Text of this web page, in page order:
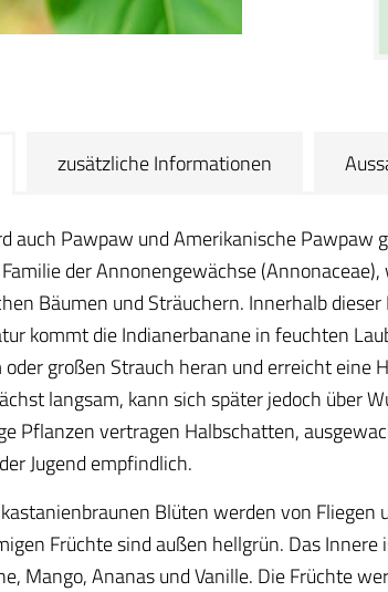
zusätzliche Informationen
auch Pawpaw und Amerikanische
der Annonengewächse
Bäumen und Sträuchern. Innerhalb
kommt die Indianerbanane in feuchten
großen Strauch heran und erreicht
langsam, kann sich später jedoch über
Pflanzen vertragen Halbschatten,
Jugend empfindlich.
Blüten werden von
Früchte sind außen hellgrün. Das
Mango, Ananas und Vanille. Die Früchte